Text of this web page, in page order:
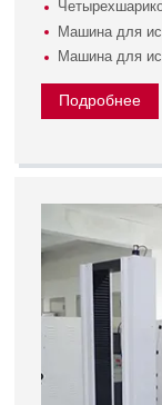
Машина для
Машина для
Подробнее